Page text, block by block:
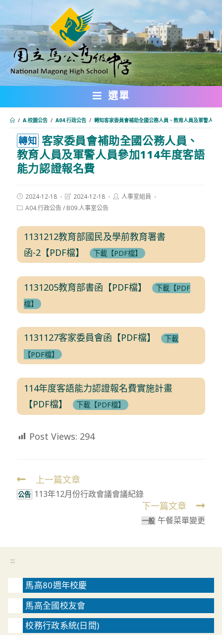
轉
主
要
內
選單
/ A.校園公告 / A04.行政公告 / 轉知客家委員會補助全國公務人員、教育人員及軍警人員
轉知 客家委員會補助全國公務人員、
教育人員及軍警人員參加114年度客語
能力認證報名費
Post
published:
2024-12-18
Post
modified:
2024-12-18
Post人事室組員
PostA04.行政公告/ B09.人事室公告
1131212教育部國民及學前教育署書
函-2【PDF檔】
下載【PDF檔】
1131205教育部書函【PDF檔】
下載【PDF
檔】
1131127客家委員會函【PDF檔】
下載
【PDF檔】
114年度客語能力認證報名費實施計畫
【PDF檔】
下載【PDF檔】
Post Views: 294
Read
more
上一篇文章
公告 113年12月份行政會議會議紀錄
下一篇文章
⼀般 午餐菜單變更
:::
馬高80週年校慶
馬高全國校友會
校務行政系統(日間)